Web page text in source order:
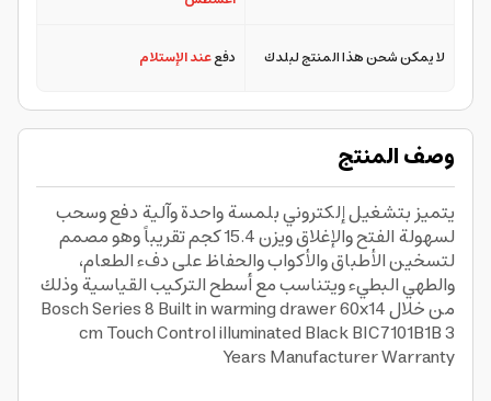
لا يمكن شحن هذا المنتج لبلدك دفععند الإستلام
وصف المنتج
يتميز بتشغيل إلكتروني بلمسة واحدة وآلية دفع وسحب
لسهولة الفتح والإغلاق ويزن 15.4 كجم تقريباً وهو مصمم
لتسخين الأطباق والأكواب والحفاظ على دفء الطعام،
والطهي البطيء ويتناسب مع أسطح التركيب القياسية وذلك
من خلال Bosch Series 8 Built in warming drawer 60x14
cm Touch Control illuminated Black BIC7101B1B 3
Years Manufacturer Warranty